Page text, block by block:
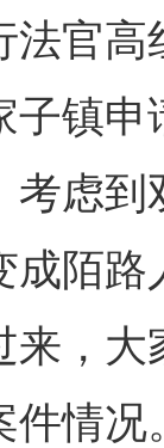
官高
子镇
考虑
成陌
来，
件情